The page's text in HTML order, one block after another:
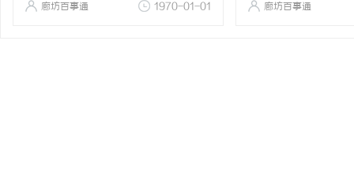
廊坊百事通 1970-01-01 廊坊百事通